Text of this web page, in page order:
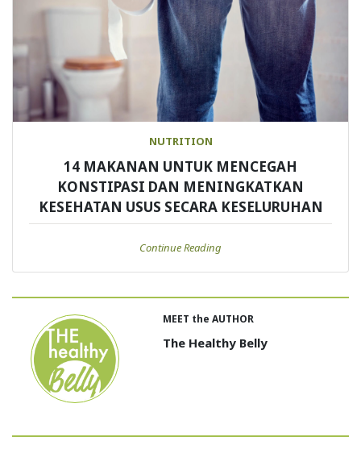
NUTRITION
14 MAKANAN UNTUK MENCEGAH
KONSTIPASI DAN MENINGKATKAN
KESEHATAN USUS SECARA KESELURUHAN
Continue Reading
MEET the AUTHOR
The Healthy Belly